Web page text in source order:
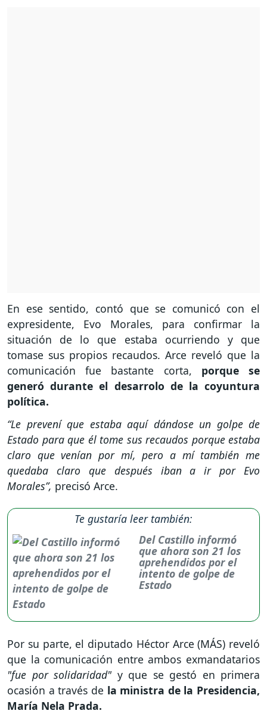
En ese sentido, contó que se comunicó con el
expresidente, Evo Morales, para confirmar la
situación de lo que estaba ocurriendo y que
tomase sus propios recaudos. Arce reveló que la
comunicación fue bastante corta, porque se
generó durante el desarrolo de la coyuntura
política.
“Le prevení que estaba aquí dándose un golpe de
Estado para que él tome sus recaudos porque estaba
claro que venían por mí, pero a mí también me
quedaba claro que después iban a ir por Evo
Morales”, precisó Arce.
Te gustaría leer también:
Del Castillo informó
que ahora son 21 los
aprehendidos por el
intento de golpe de
Estado
Por su parte, el diputado Héctor Arce (MÁS) reveló
que la comunicación entre ambos exmandatarios
"fue por solidaridad"y que se gestó en primera
ocasión a través de la ministra de la Presidencia,
María Nela Prada.